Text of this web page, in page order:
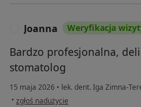
Joanna Weryfikacja
Bardzo profesjonalna,
stomatolog
15 maja 2026 • lek. dent. Iga Zimna-
• w opinii użytkownika Joanna
zgłoś nadużycie